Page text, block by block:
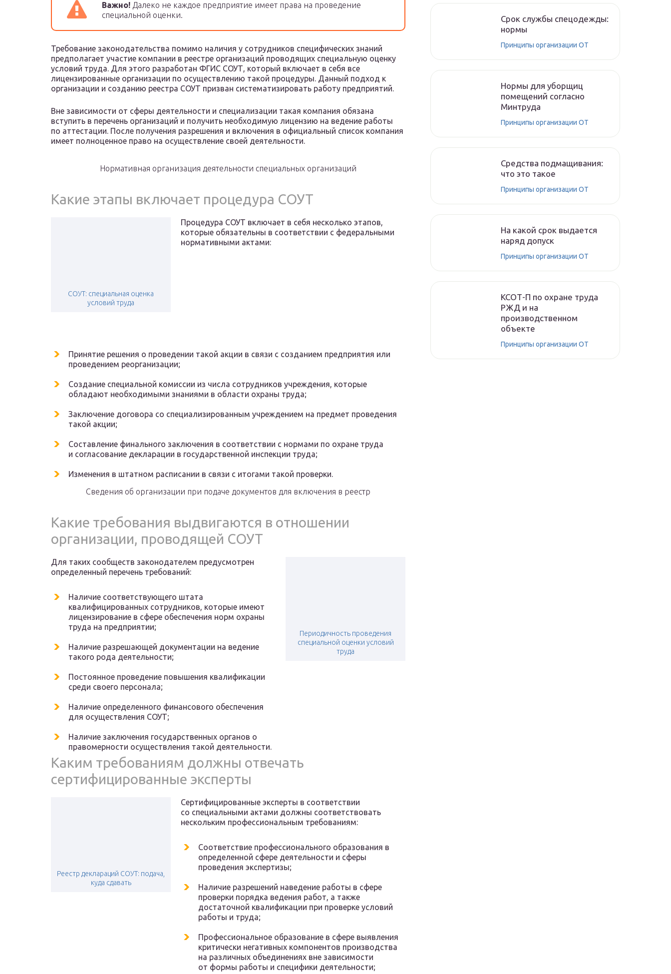
Важно! Далеко не каждое предприятие имеет права на проведение
специальной оценки.
Требование законодательства помимо наличия у сотрудников специфических знаний
предполагает участие компании в реестре организаций проводящих специальную оценку
условий труда. Для этого разработан ФГИС СОУТ, который включает в себя все
лицензированные организации по осуществлению такой процедуры. Данный подход к
организации и созданию реестра СОУТ призван систематизировать работу предприятий.
Вне зависимости от сферы деятельности и специализации такая компания обязана
вступить в перечень организаций и получить необходимую лицензию на ведение работы
по аттестации. После получения разрешения и включения в официальный список компания
имеет полноценное право на осуществление своей деятельности.
Нормативная организация деятельности специальных организаций
Какие этапы включает процедура СОУТ
СОУТ: специальная оценка
условий труда
Процедура СОУТ включает в себя несколько этапов,
которые обязательны в соответствии с федеральными
нормативными актами:
Принятие решения о проведении такой акции в связи с созданием предприятия или
проведением реорганизации;
Создание специальной комиссии из числа сотрудников учреждения, которые
обладают необходимыми знаниями в области охраны труда;
Заключение договора со специализированным учреждением на предмет проведения
такой акции;
Составление финального заключения в соответствии с нормами по охране труда
и согласование декларации в государственной инспекции труда;
Изменения в штатном расписании в связи с итогами такой проверки.
Сведения об организации при подаче документов для включения в реестр
Какие требования выдвигаются в отношении
организации, проводящей СОУТ
Периодичность проведения
специальной оценки условий
труда
Для таких сообществ законодателем предусмотрен
определенный перечень требований:
Наличие соответствующего штата
квалифицированных сотрудников, которые имеют
лицензирование в сфере обеспечения норм охраны
труда на предприятии;
Наличие разрешающей документации на ведение
такого рода деятельности;
Постоянное проведение повышения квалификации
среди своего персонала;
Наличие определенного финансового обеспечения
для осуществления СОУТ;
Наличие заключения государственных органов о
правомерности осуществления такой деятельности.
Каким требованиям должны отвечать
сертифицированные эксперты
Реестр деклараций СОУТ: подача,
куда сдавать
Сертифицированные эксперты в соответствии
со специальными актами должны соответствовать
нескольким профессиональным требованиям:
Соответствие профессионального образования в
определенной сфере деятельности и сферы
проведения экспертизы;
Наличие разрешений наведение работы в сфере
проверки порядка ведения работ, а также
достаточной квалификации при проверке условий
работы и труда;
Профессиональное образование в сфере выявления
критически негативных компонентов производства
на различных объединениях вне зависимости
от формы работы и специфики деятельности;
Срок службы спецодежды:
нормы
Принципы организации ОТ
Нормы для уборщиц
помещений согласно
Минтруда
Принципы организации ОТ
Средства подмащивания:
что это такое
Принципы организации ОТ
На какой срок выдается
наряд допуск
Принципы организации ОТ
КСОТ-П по охране труда
РЖД и на
производственном
объекте
Принципы организации ОТ